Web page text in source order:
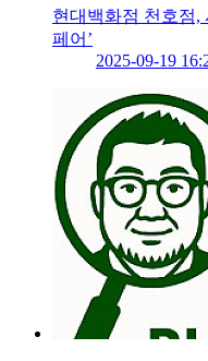
현대백화점 천호점,
페어’
2025-09-19